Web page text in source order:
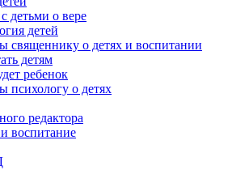
детьми о вере
детей
священнику о детях и воспитании
детям
ребенок
психологу о детях
редактора
воспитание